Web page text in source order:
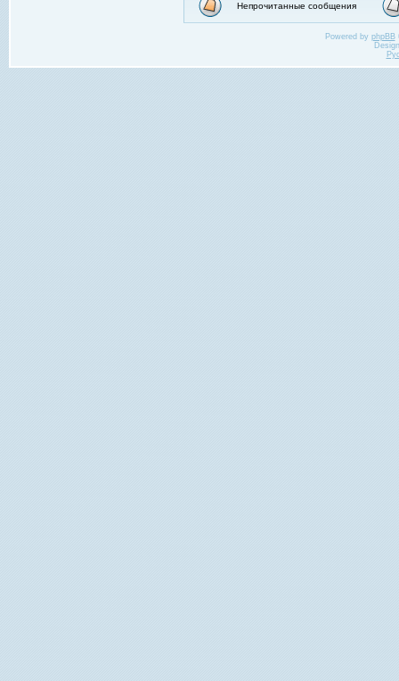
Непрочитанные сообщения
Powered by phpBB